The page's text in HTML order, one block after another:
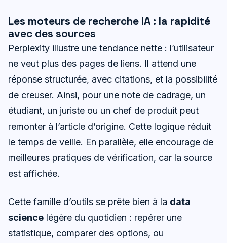
Les moteurs de recherche IA : la rapidité
avec des sources
Perplexity illustre une tendance nette : l’utilisateur
ne veut plus des pages de liens. Il attend une
réponse structurée, avec citations, et la possibilité
de creuser. Ainsi, pour une note de cadrage, un
étudiant, un juriste ou un chef de produit peut
remonter à l’article d’origine. Cette logique réduit
le temps de veille. En parallèle, elle encourage de
meilleures pratiques de vérification, car la source
est affichée.
Cette famille d’outils se prête bien à la data
science légère du quotidien : repérer une
statistique, comparer des options, ou